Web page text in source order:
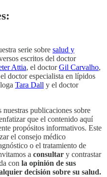
serie sobre salud y
escritos del doctor
Attia, el doctorGil Carvalho,
doctor especialista en lípidos
Tara Dall y el doctor
nuestras publicaciones sobre
que el contenido aquí
propósitos informativos. Este
el consejo médico
o el tratamiento de
a consultar y contrastar
con la opinión de sus
decisión sobre su salud.